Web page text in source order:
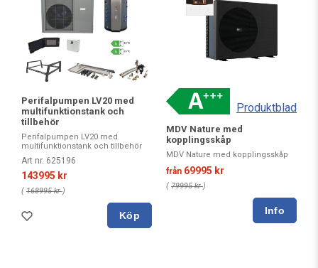
Perifalpumpen LV20 med
multifunktionstank och
tillbehör
Perifalpumpen LV20 med
multifunktionstank och tillbehör
Art nr. 625196
143995 kr
( 168995 kr)
Köp
Produktblad
MDV Nature med
kopplingsskåp
MDV Nature med kopplingsskåp
från 69995 kr
( 79995 kr)